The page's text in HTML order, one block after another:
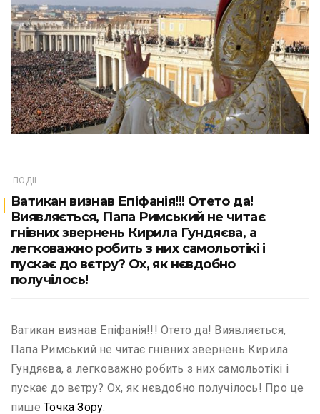
ПОДІЇ
Ватикан визнав Епіфанія!!! Отето да!
Виявляється, Папа Римський не читає
гнівних звернень Кирила Гундяєва, а
легковажно робить з них самольотікі і
пускає до вєтру? Ох, як нєвдобно
получілось!
Ватикан визнав Епіфанія!!! Отето да! Виявляється,
Папа Римський не читає гнівних звернень Кирила
Гундяєва, а легковажно робить з них самольотікі і
пускає до вєтру? Ох, як нєвдобно получілось! Про це
пишеТочка Зору.